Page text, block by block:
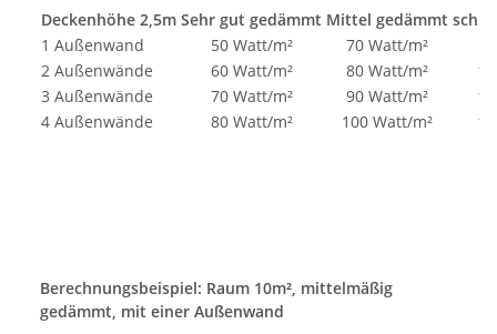
Deckenhöhe 2,5m Sehr gut gedämmt Mittel gedämmt
1 Außenwand
50 Watt/m² 70 Watt/m²
2 Außenwände
60 Watt/m² 80 Watt/m²
3 Außenwände
70 Watt/m² 90 Watt/m²
4 Außenwände
80 Watt/m² 100 Watt/m²
Berechnungsbeispiel: Raum 10m², mittelmäßig
gedämmt, mit einer Außenwand